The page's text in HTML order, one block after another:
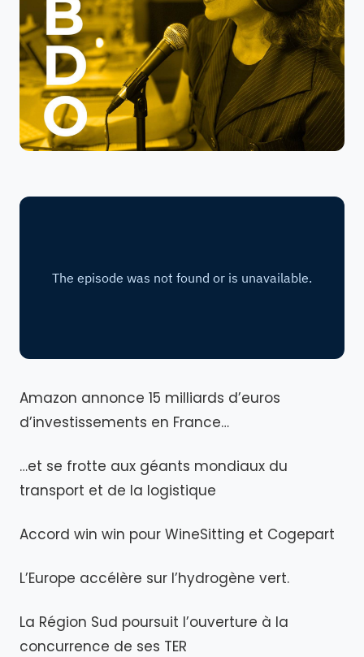
Amazon annonce 15 milliards d’euros
d’investissements en France…
…et se frotte aux géants mondiaux du
transport et de la logistique
Accord win win pour WineSitting et Cogepart
L’Europe accélère sur l’hydrogène vert.
La Région Sud poursuit l’ouverture à la
concurrence de ses TER